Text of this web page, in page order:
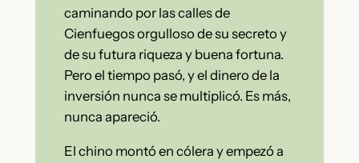
caminando por las calles de
Cienfuegos orgulloso de su secreto y
de su futura riqueza y buena fortuna.
Pero el tiempo pasó, y el dinero de la
inversión nunca se multiplicó. Es más,
nunca apareció.
El chino montó en cólera y empezó a